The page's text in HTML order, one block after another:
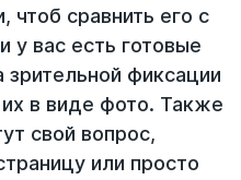
чтоб сравнить его с
у вас есть готовые
зрительной фиксации
в виде фото. Также
свой вопрос,
или просто